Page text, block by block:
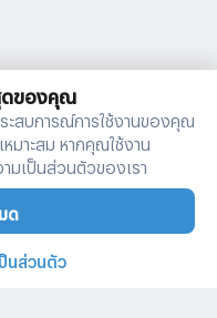
ดของคุณ
ะสบการณ์การใช้งานของคุณ
หมาะสม หากคุณใช้งาน
มเป็นส่วนตัวของเรา
ด
นส่วนตัว